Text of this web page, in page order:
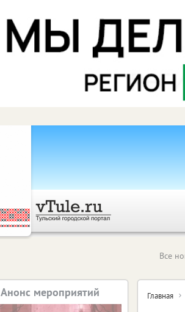
Все
Главная
Анонс мероприятий